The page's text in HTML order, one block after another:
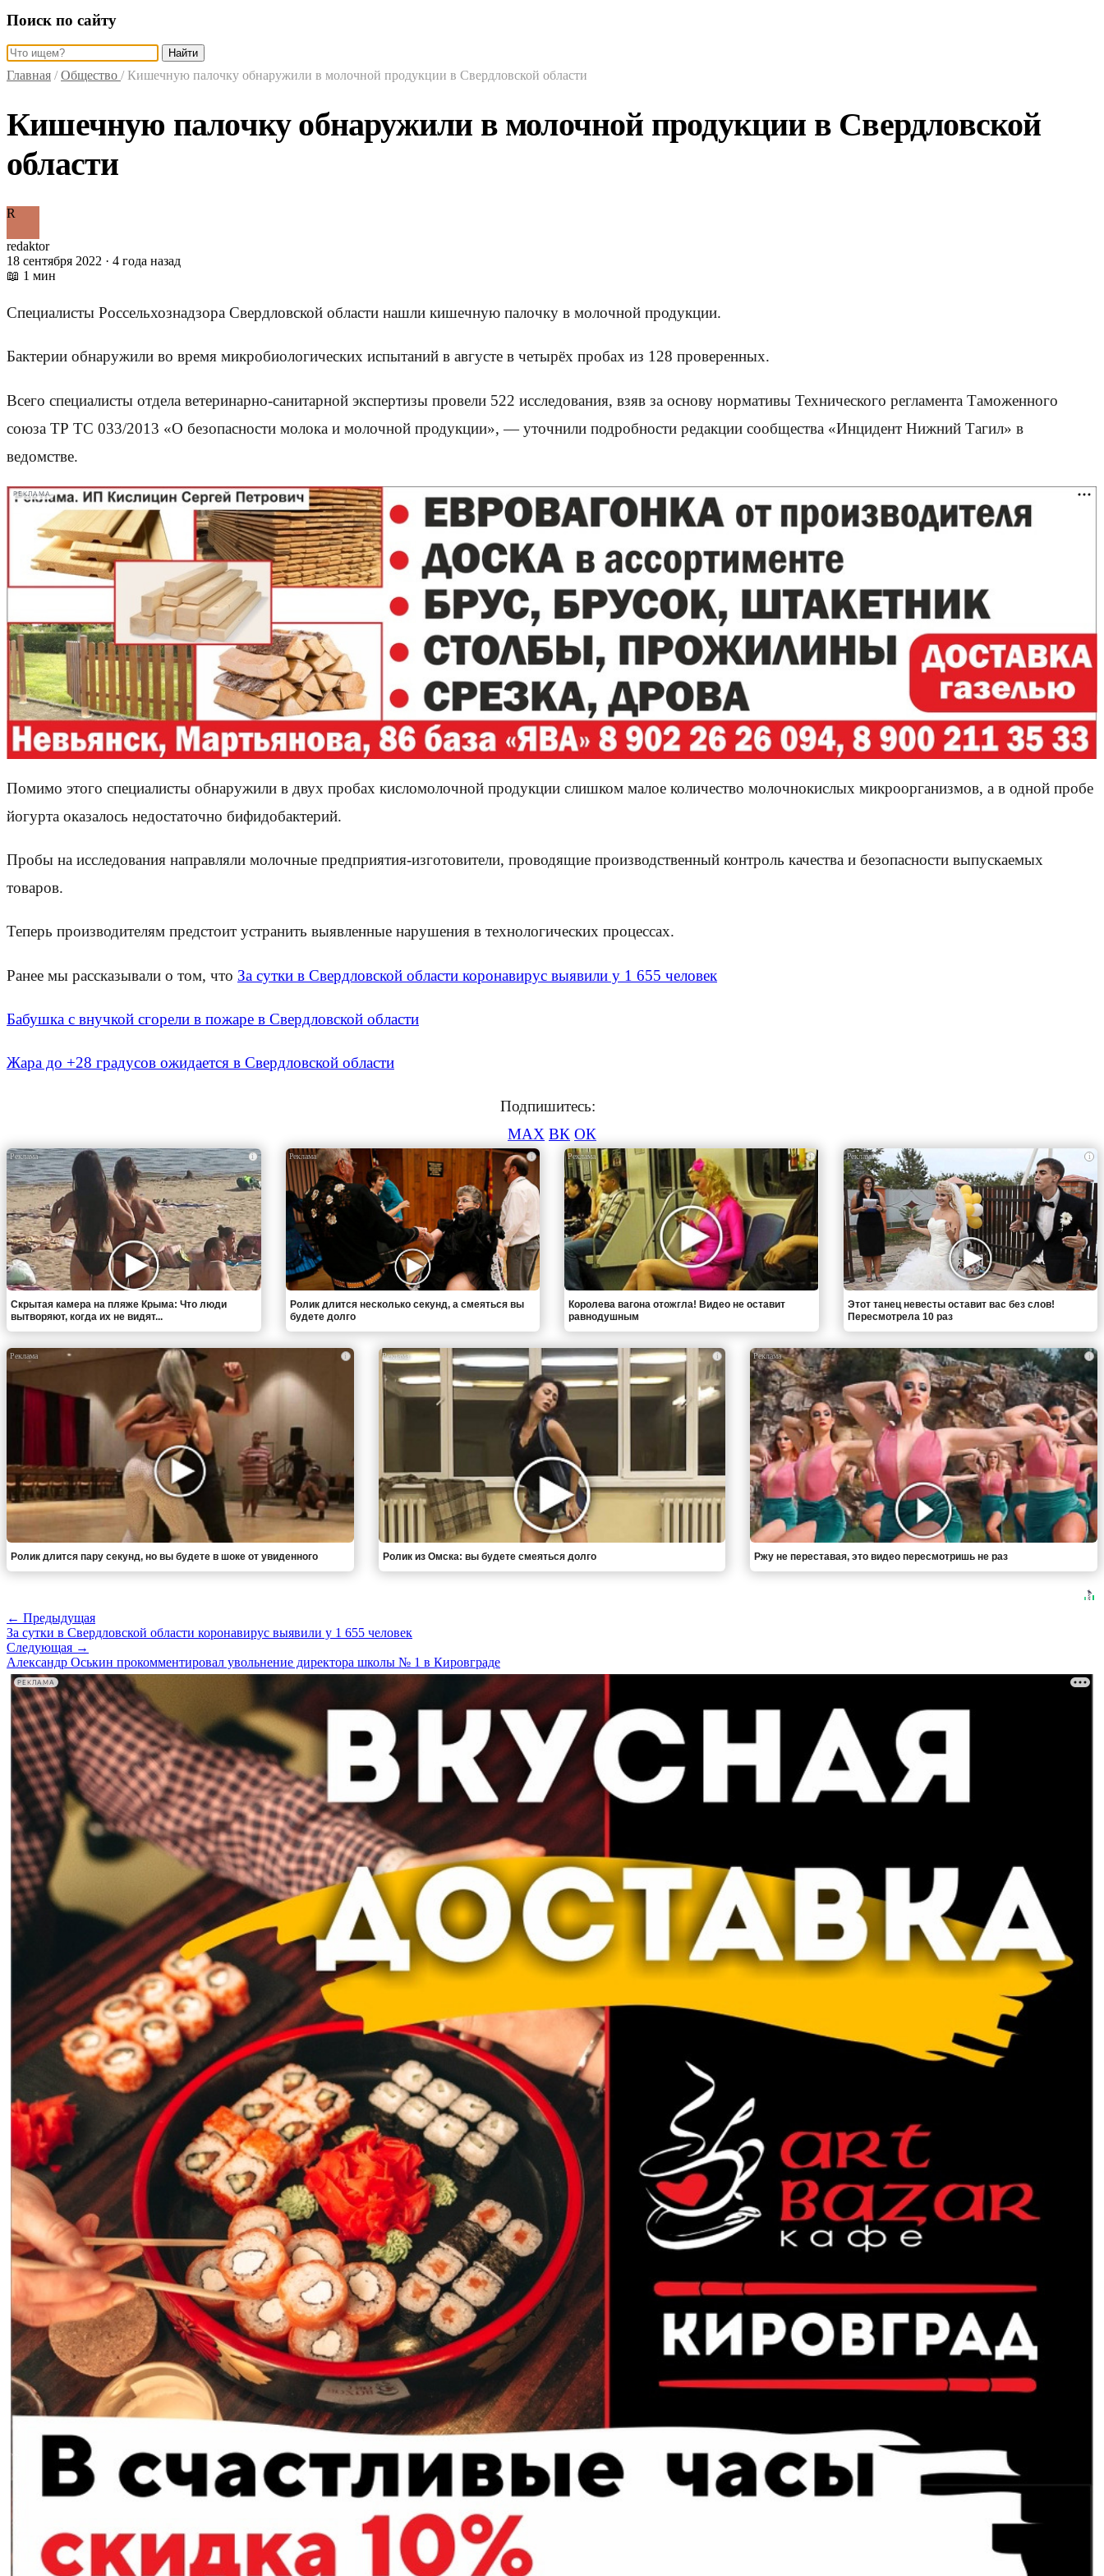
Поиск по сайту
Найти
Главная / Общество / Кишечную палочку обнаружили в молочной продукции в Свердловской области
Кишечную палочку обнаружили в молочной продукции в Свердловской
области
R
redaktor
18 сентября 2022 · 4 года назад
📖 1 мин
Специалисты Россельхознадзора Свердловской области нашли кишечную палочку в молочной продукции.
Бактерии обнаружили во время микробиологических испытаний в августе в четырёх пробах из 128 проверенных.
Всего специалисты отдела ветеринарно-санитарной экспертизы провели 522 исследования, взяв за основу нормативы Технического регламента Таможенного
союза ТР ТС 033/2013 «О безопасности молока и молочной продукции», — уточнили подробности редакции сообщества «Инцидент Нижний Тагил» в
ведомстве.
РЕКЛАМА
Помимо этого специалисты обнаружили в двух пробах кисломолочной продукции слишком малое количество молочнокислых микроорганизмов, а в одной пробе
йогурта оказалось недостаточно бифидобактерий.
Пробы на исследования направляли молочные предприятия-изготовители, проводящие производственный контроль качества и безопасности выпускаемых
товаров.
Теперь производителям предстоит устранить выявленные нарушения в технологических процессах.
Ранее мы рассказывали о том, что За сутки в Свердловской области коронавирус выявили у 1 655 человек
Бабушка с внучкой сгорели в пожаре в Свердловской области
Жара до +28 градусов ожидается в Свердловской области
Подпишитесь:
MAX ВК ОК
i
Скрытая камера на пляже Крыма: Что люди
вытворяют, когда их не видят...
i
Ролик длится несколько секунд, а смеяться вы
будете долго
i
Королева вагона отожгла! Видео не оставит
равнодушным
i
Этот танец невесты оставит вас без слов!
Пересмотрела 10 раз
i
Ролик длится пару секунд, но вы будете в шоке от увиденного
i
Ролик из Омска: вы будете смеяться долго
i
Ржу не переставая, это видео пересмотришь не раз
← Предыдущая
За сутки в Свердловской области коронавирус выявили у 1 655 человек
Следующая →
Александр Оськин прокомментировал увольнение директора школы № 1 в Кировграде
РЕКЛАМА